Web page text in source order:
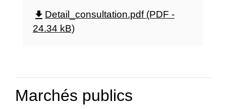
file_download Detail_consultation.pdf (PDF -
24.34 kB)
Marchés publics